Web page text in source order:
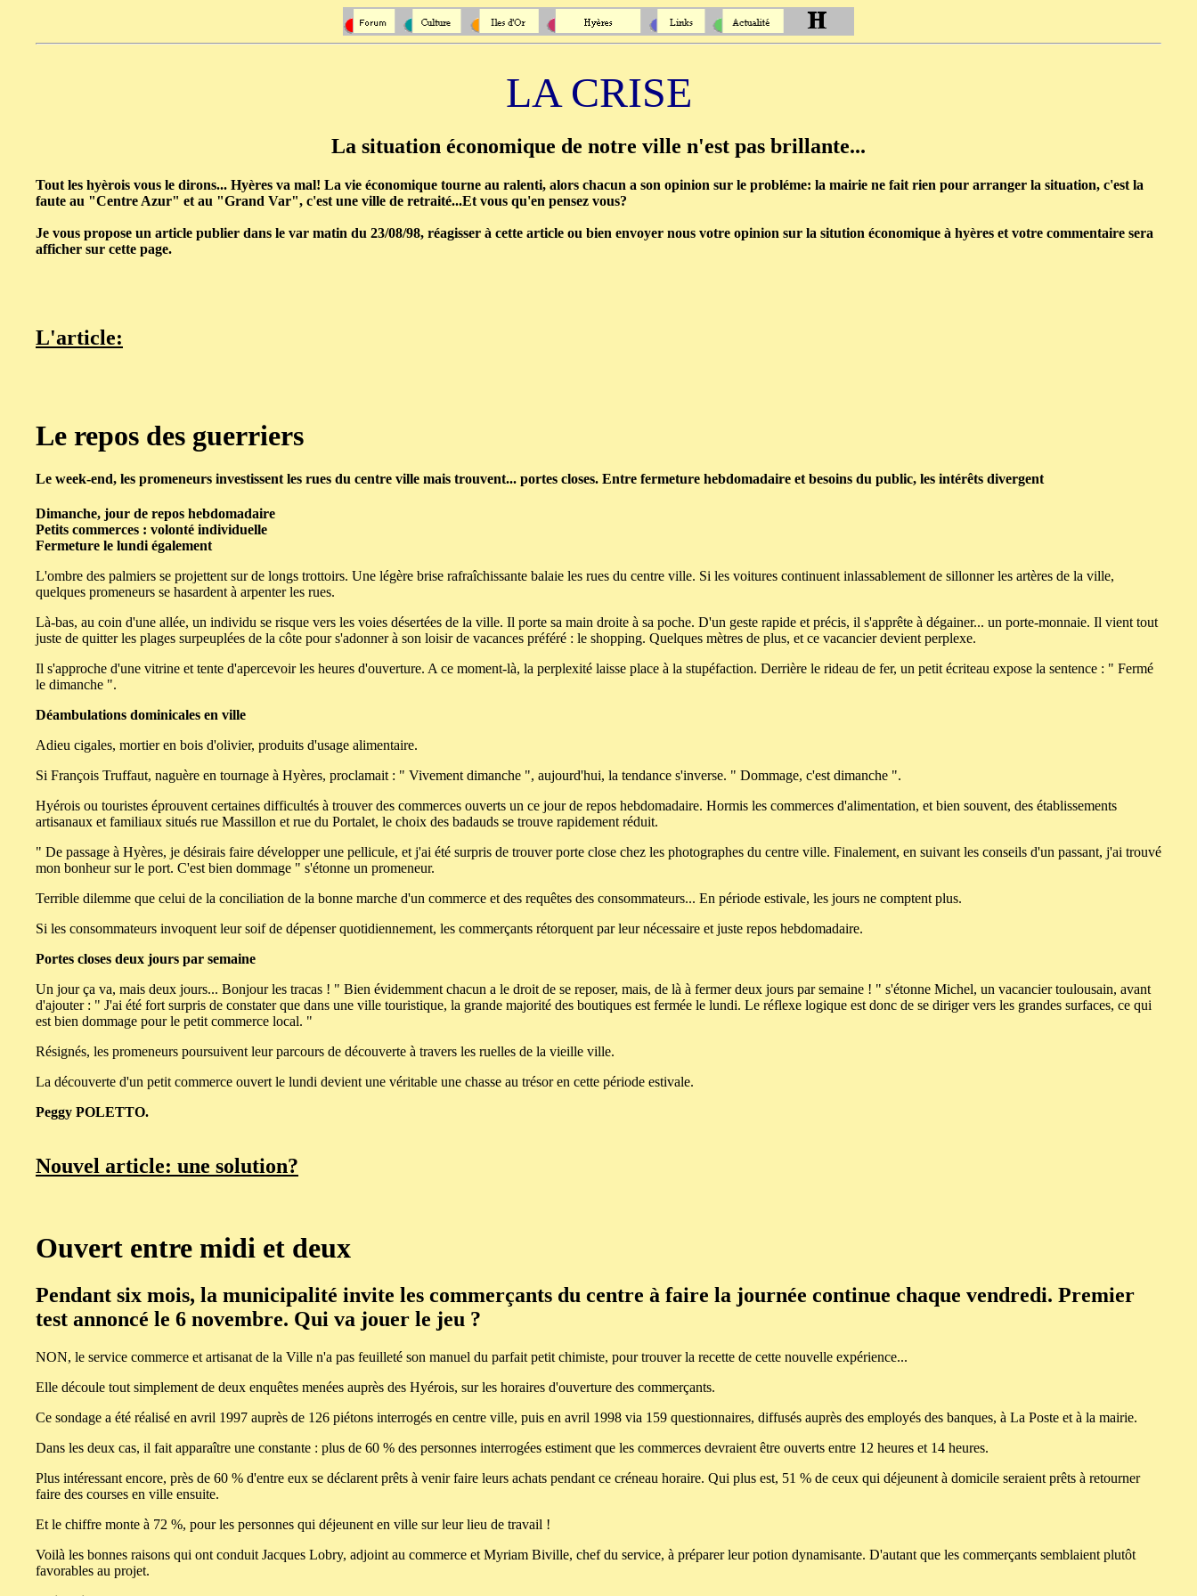
LA CRISE
La situation économique de notre ville n'est pas brillante...
Tout les hyèrois vous le dirons... Hyères va mal! La vie économique tourne au ralenti, alors chacun a son opinion sur le probléme: la mairie ne fait rien pour arranger la situation, c'est la
faute au "Centre Azur" et au "Grand Var", c'est une ville de retraité...Et vous qu'en pensez vous?
Je vous propose un article publier dans le var matin du 23/08/98, réagisser à cette article ou bien envoyer nous votre opinion sur la sitution économique à hyères et votre commentaire sera
afficher sur cette page.
L'article:
Le repos des guerriers
Le week-end, les promeneurs investissent les rues du centre ville mais trouvent... portes closes. Entre fermeture hebdomadaire et besoins du public, les intérêts divergent
Dimanche, jour de repos hebdomadaire
Petits commerces : volonté individuelle
Fermeture le lundi également
L'ombre des palmiers se projettent sur de longs trottoirs. Une légère brise rafraîchissante balaie les rues du centre ville. Si les voitures continuent inlassablement de sillonner les artères de la ville,
quelques promeneurs se hasardent à arpenter les rues.
Là-bas, au coin d'une allée, un individu se risque vers les voies désertées de la ville. Il porte sa main droite à sa poche. D'un geste rapide et précis, il s'apprête à dégainer... un porte-monnaie. Il vient tout
juste de quitter les plages surpeuplées de la côte pour s'adonner à son loisir de vacances préféré : le shopping. Quelques mètres de plus, et ce vacancier devient perplexe.
Il s'approche d'une vitrine et tente d'apercevoir les heures d'ouverture. A ce moment-là, la perplexité laisse place à la stupéfaction. Derrière le rideau de fer, un petit écriteau expose la sentence : " Fermé
le dimanche ".
Déambulations dominicales en ville
Adieu cigales, mortier en bois d'olivier, produits d'usage alimentaire.
Si François Truffaut, naguère en tournage à Hyères, proclamait : " Vivement dimanche ", aujourd'hui, la tendance s'inverse. " Dommage, c'est dimanche ".
Hyérois ou touristes éprouvent certaines difficultés à trouver des commerces ouverts un ce jour de repos hebdomadaire. Hormis les commerces d'alimentation, et bien souvent, des établissements
artisanaux et familiaux situés rue Massillon et rue du Portalet, le choix des badauds se trouve rapidement réduit.
" De passage à Hyères, je désirais faire développer une pellicule, et j'ai été surpris de trouver porte close chez les photographes du centre ville. Finalement, en suivant les conseils d'un passant, j'ai trouvé
mon bonheur sur le port. C'est bien dommage " s'étonne un promeneur.
Terrible dilemme que celui de la conciliation de la bonne marche d'un commerce et des requêtes des consommateurs... En période estivale, les jours ne comptent plus.
Si les consommateurs invoquent leur soif de dépenser quotidiennement, les commerçants rétorquent par leur nécessaire et juste repos hebdomadaire.
Portes closes deux jours par semaine
Un jour ça va, mais deux jours... Bonjour les tracas ! " Bien évidemment chacun a le droit de se reposer, mais, de là à fermer deux jours par semaine ! " s'étonne Michel, un vacancier toulousain, avant
d'ajouter : " J'ai été fort surpris de constater que dans une ville touristique, la grande majorité des boutiques est fermée le lundi. Le réflexe logique est donc de se diriger vers les grandes surfaces, ce qui
est bien dommage pour le petit commerce local. "
Résignés, les promeneurs poursuivent leur parcours de découverte à travers les ruelles de la vieille ville.
La découverte d'un petit commerce ouvert le lundi devient une véritable une chasse au trésor en cette période estivale.
Peggy POLETTO.
Nouvel article: une solution?
Ouvert entre midi et deux
Pendant six mois, la municipalité invite les commerçants du centre à faire la journée continue chaque vendredi. Premier
test annoncé le 6 novembre. Qui va jouer le jeu ?
NON, le service commerce et artisanat de la Ville n'a pas feuilleté son manuel du parfait petit chimiste, pour trouver la recette de cette nouvelle expérience...
Elle découle tout simplement de deux enquêtes menées auprès des Hyérois, sur les horaires d'ouverture des commerçants.
Ce sondage a été réalisé en avril 1997 auprès de 126 piétons interrogés en centre ville, puis en avril 1998 via 159 questionnaires, diffusés auprès des employés des banques, à La Poste et à la mairie.
Dans les deux cas, il fait apparaître une constante : plus de 60 % des personnes interrogées estiment que les commerces devraient être ouverts entre 12 heures et 14 heures.
Plus intéressant encore, près de 60 % d'entre eux se déclarent prêts à venir faire leurs achats pendant ce créneau horaire. Qui plus est, 51 % de ceux qui déjeunent à domicile seraient prêts à retourner
faire des courses en ville ensuite.
Et le chiffre monte à 72 %, pour les personnes qui déjeunent en ville sur leur lieu de travail !
Voilà les bonnes raisons qui ont conduit Jacques Lobry, adjoint au commerce et Myriam Biville, chef du service, à préparer leur potion dynamisante. D'autant que les commerçants semblaient plutôt
favorables au projet.